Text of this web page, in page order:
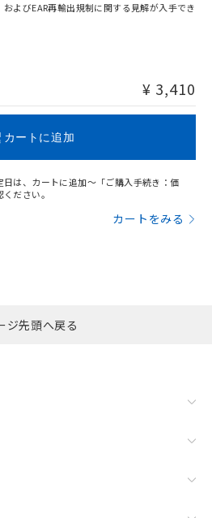
る可能性があります。
よびEAR再輸出規制に関する見解が入手でき
¥ 3,410
カートに追加
は、カートに追加～「ご購入手続き：価
ださい。
カートをみる
ジ先頭へ戻る